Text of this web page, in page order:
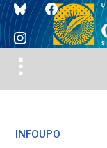
blueskyfacebook
instagram
Toggle
sidebar
INFOUPO